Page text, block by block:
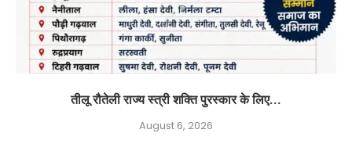
तीलू रौतेली राज्य स्त्री शक्ति पुरस्कार के लिए...
August 6, 2026